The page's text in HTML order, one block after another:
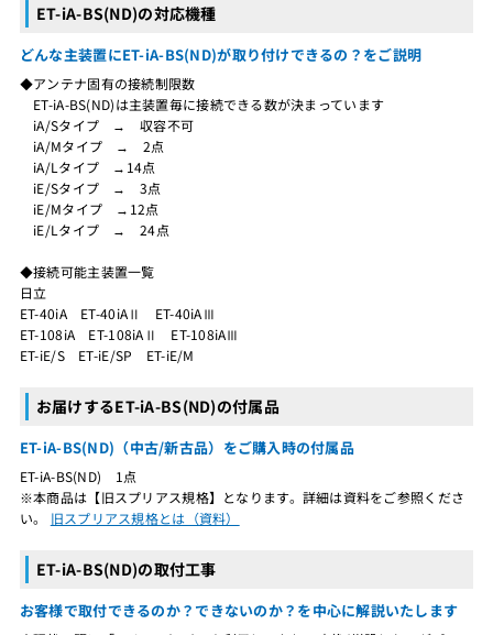
ET-iA-BS(ND)の対応機種
どんな主装置にET-iA-BS(ND)が取り付けできるの？をご説明
◆アンテナ固有の接続制限数
ET-iA-BS(ND)は主装置毎に接続できる数が決まっています
iA/Sタイプ → 収容不可
iA/Mタイプ → 2点
iA/Lタイプ →14点
iE/Sタイプ → 3点
iE/Mタイプ →12点
iE/Lタイプ → 24点
◆接続可能主装置一覧
日立
ET-40iA ET-40iAⅡ ET-40iAⅢ
ET-108iA ET-108iAⅡ ET-108iAⅢ
ET-iE/S ET-iE/SP ET-iE/M
お届けするET-iA-BS(ND)の付属品
ET-iA-BS(ND)（中古/新古品）をご購入時の付属品
ET-iA-BS(ND) 1点
※本商品は【旧スプリアス規格】となります。詳細は資料をご参照くださ
い。 旧スプリアス規格とは（資料）
ET-iA-BS(ND)の取付工事
お客様で取付できるのか？できないのか？を中心に解説いたします